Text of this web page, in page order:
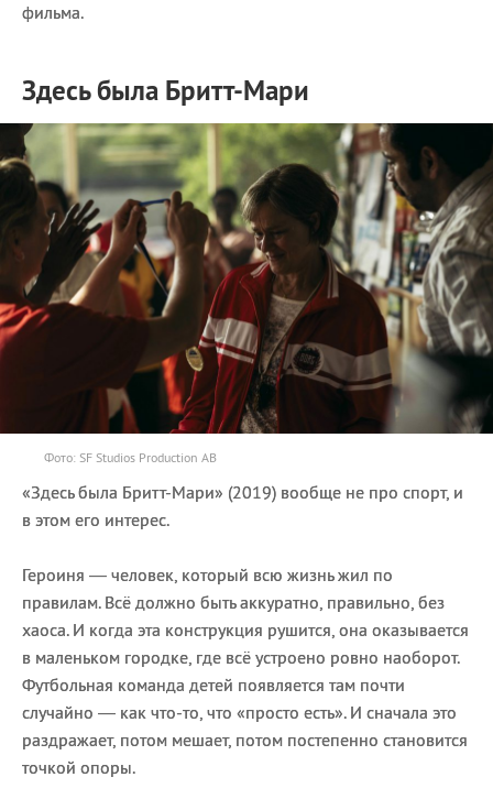
фильма.
Здесь была Бритт-Мари
Фото: SF Studios Production AB
«Здесь была Бритт-Мари» (2019) вообще не про спорт, и
в этом его интерес.
Героиня — человек, который всю жизнь жил по
правилам. Всё должно быть аккуратно, правильно, без
хаоса. И когда эта конструкция рушится, она оказывается
в маленьком городке, где всё устроено ровно наоборот.
Футбольная команда детей появляется там почти
случайно — как что-то, что «просто есть». И сначала это
раздражает, потом мешает, потом постепенно становится
точкой опоры.